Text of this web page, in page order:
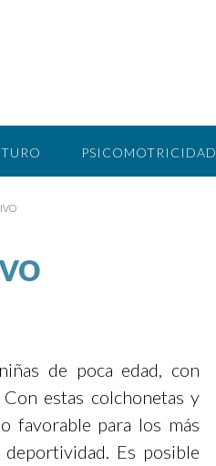
PSICOMOTRICIDAD
de poca edad, con
estas colchonetas y
favorable para los más
Es posible